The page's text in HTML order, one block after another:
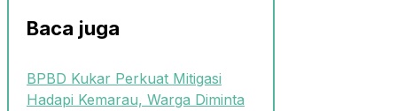
Baca juga
BPBD Kukar Perkuat Mitigasi
Hadapi Kemarau, Warga Diminta